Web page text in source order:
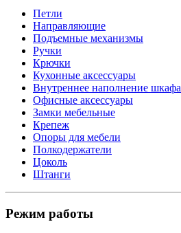
Петли
Направляющие
Подъемные механизмы
Ручки
Крючки
Кухонные аксессуары
Внутреннее наполнение шкафа
Офисные аксессуары
Замки мебельные
Крепеж
Опоры для мебели
Полкодержатели
Цоколь
Штанги
Режим работы